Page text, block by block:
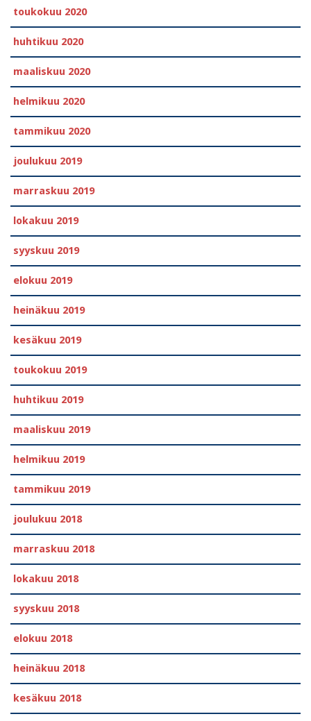
toukokuu 2020
huhtikuu 2020
maaliskuu 2020
helmikuu 2020
tammikuu 2020
joulukuu 2019
marraskuu 2019
lokakuu 2019
syyskuu 2019
elokuu 2019
heinäkuu 2019
kesäkuu 2019
toukokuu 2019
huhtikuu 2019
maaliskuu 2019
helmikuu 2019
tammikuu 2019
joulukuu 2018
marraskuu 2018
lokakuu 2018
syyskuu 2018
elokuu 2018
heinäkuu 2018
kesäkuu 2018